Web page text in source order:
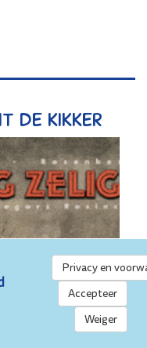
de kikker
Privacy en
Accepteer
Weiger